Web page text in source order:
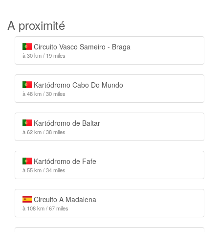
A proximité
Circuito Vasco Sameiro - Braga
à 30 km / 19 miles
Kartódromo Cabo Do Mundo
à 48 km / 30 miles
Kartódromo de Baltar
à 62 km / 38 miles
Kartódromo de Fafe
à 55 km / 34 miles
Circuito A Madalena
à 108 km / 67 miles